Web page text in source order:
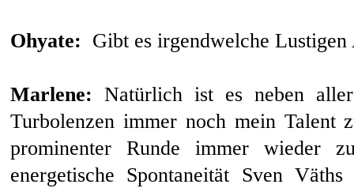
Ohyate: Gibt es irgendwelche Lustigen
Marlene: Natürlich ist es neben
Turbolenzen immer noch mein Talent
prominenter Runde immer wieder
energetische Spontaneität Sven